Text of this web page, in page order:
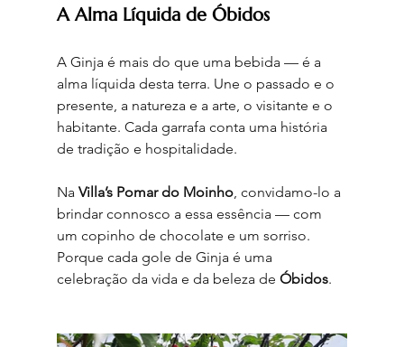
A Alma Líquida de Óbidos
A Ginja é mais do que uma bebida — é a
alma líquida desta terra. Une o passado e o
presente, a natureza e a arte, o visitante e o
habitante. Cada garrafa conta uma história
de tradição e hospitalidade.
Na Villa’s Pomar do Moinho, convidamo-lo a
brindar connosco a essa essência — com
um copinho de chocolate e um sorriso.
Porque cada gole de Ginja é uma
celebração da vida e da beleza de Óbidos.